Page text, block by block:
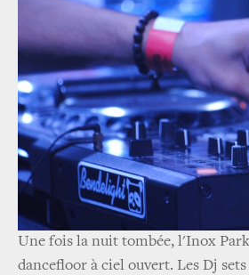
Une fois la nuit tombée, l'Inox
dancefloor à ciel ouvert. Les Dj